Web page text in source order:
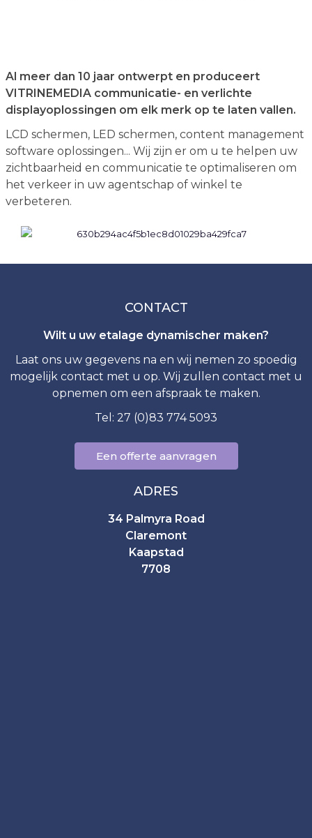
Al meer dan 10 jaar ontwerpt en produceert
VITRINEMEDIA communicatie- en verlichte
displayoplossingen om elk merk op te laten vallen.
LCD schermen, LED schermen, content management
software oplossingen... Wij zijn er om u te helpen uw
zichtbaarheid en communicatie te optimaliseren om
het verkeer in uw agentschap of winkel te
verbeteren.
CONTACT
Wilt u uw etalage dynamischer maken?
Laat ons uw gegevens na en wij nemen zo spoedig
mogelijk contact met u op. Wij zullen contact met u
opnemen om een afspraak te maken.
Tel: 27 (0)83 774 5093
Een offerte aanvragen
ADRES
34 Palmyra Road
Claremont
Kaapstad
7708